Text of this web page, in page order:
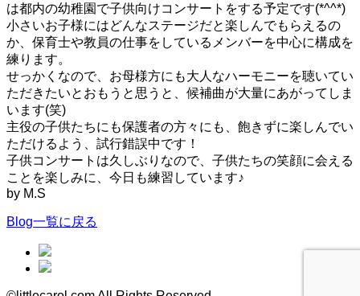
は都内の幼稚園で子供向けコンサートをする予定です(*^^*)
小さいお子様にはどんなステージだと楽しんでもらえるの
か、保育士や教員の仕事をしているメンバーを中心に構成を
練ります。
せっかくなので、お母様方にも大人なハーモニーを聴いてい
ただきたいとおもうと思うと、候補曲が大量にあがってしま
います(笑)
主役の子供たちにも保護者の方々にも、飽きずに楽しんでい
ただけるよう、試行錯誤中です！
子供コンサートは久しぶりなので、子供たちの笑顔に会える
ことを楽しみに、今日も練習しています♪
by M.S
Blog一覧に戻る